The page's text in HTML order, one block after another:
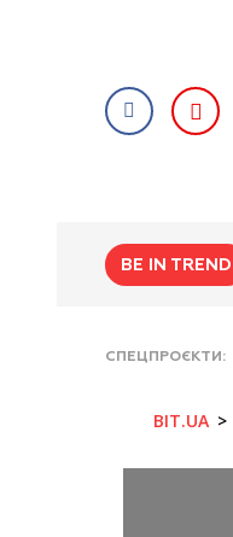
BE IN TREND
СПЕЦПРОЄКТИ
BIT.UA